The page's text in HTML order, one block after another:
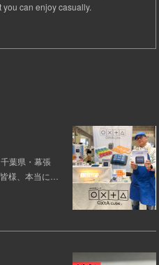
can enjoy casually.
葉県・幕張
様、本当に…